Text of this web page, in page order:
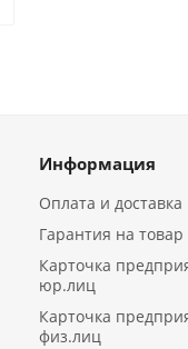
Информация
Оплата и доставка
Гарантия на товар
Карточка
юр.лиц
Карточка
физ.лиц